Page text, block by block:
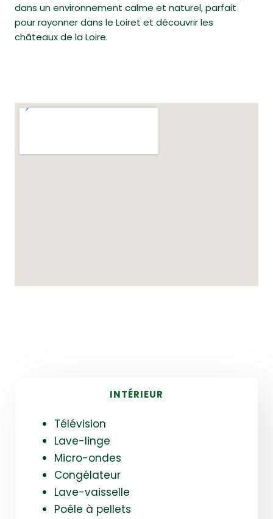
dans un environnement calme et naturel, parfait
pour rayonner dans le Loiret et découvrir les
châteaux de la Loire.
INTÉRIEUR
Télévision
Lave-linge
Micro-ondes
Congélateur
Lave-vaisselle
Poêle à pellets